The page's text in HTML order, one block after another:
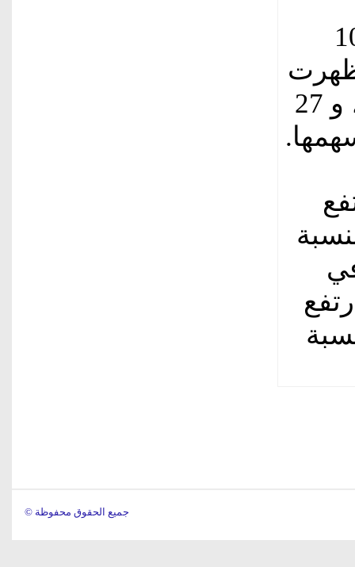
عددها 106
41 شركة ارتفاعاً في أسعار أسهمها، و 27
وارتفع
© جميع الحقوق محفوظة